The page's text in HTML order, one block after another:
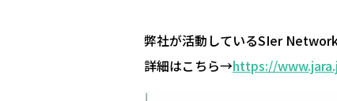
弊社が活動しているSIer
詳細はこちら→https://